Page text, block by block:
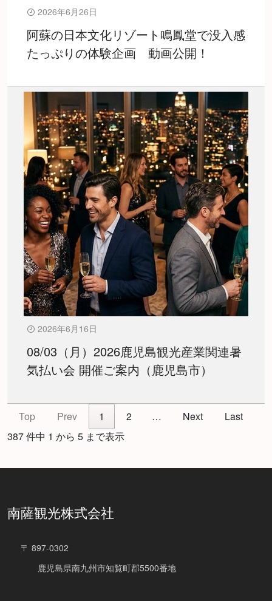
2026年6月26日
阿蘇の日本文化リゾート鳴鳳堂で没入感
たっぷりの体験企画 動画公開！
2026年6月16日
08/03（月）2026鹿児島観光産業関連暑
気払い会 開催ご案内（鹿児島市）
Top Prev 1 2 … Next
Last
387 件中 1 から 5 まで表示
南薩観光株式会社
〒 897-0302
鹿児島県南九州市知覧町郡5500番地